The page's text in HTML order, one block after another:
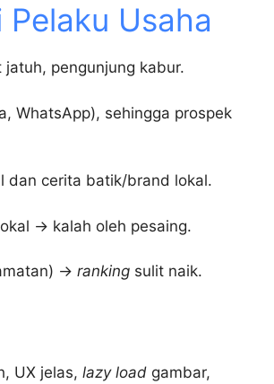
Usaha
pengunjung kabur.
WhatsApp), sehingga prospek
dan cerita batik/brand lokal.
→ kalah oleh pesaing.
→ ranking sulit naik.
UX jelas, lazy load gambar,